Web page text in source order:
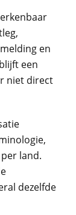
en
een
niet direct
land.
dezelfde